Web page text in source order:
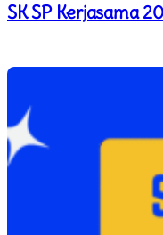
SK SP Kerjasama